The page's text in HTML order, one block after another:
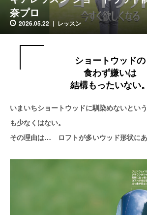
奈プロ
2026.05.22 レッスン
ショートウッドの
食わず嫌いは
結構もったいない。
いまいちショートウッドに馴染めないとい
も少なくはない。
その理由は… ロフトが多いウッド形状にあ